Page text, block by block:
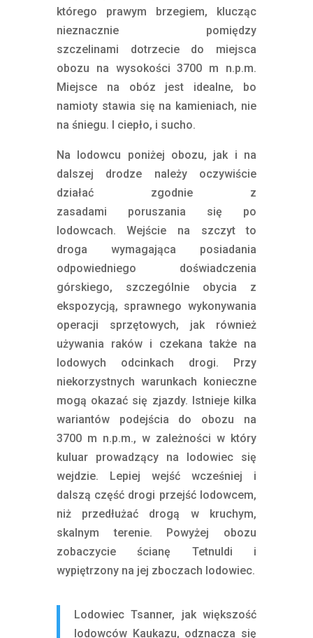
którego prawym brzegiem, klucząc
nieznacznie pomiędzy
szczelinami dotrzecie do miejsca
obozu na wysokości 3700 m n.p.m.
Miejsce na obóz jest idealne, bo
namioty stawia się na kamieniach, nie
na śniegu. I ciepło, i sucho.
Na lodowcu poniżej obozu, jak i na
dalszej drodze należy oczywiście
działać zgodnie z
zasadami poruszania się po
lodowcach. Wejście na szczyt to
droga wymagająca posiadania
odpowiedniego doświadczenia
górskiego, szczególnie obycia z
ekspozycją, sprawnego wykonywania
operacji sprzętowych, jak również
używania raków i czekana także na
lodowych odcinkach drogi. Przy
niekorzystnych warunkach konieczne
mogą okazać się zjazdy. Istnieje kilka
wariantów podejścia do obozu na
3700 m n.p.m., w zależności w który
kuluar prowadzący na lodowiec się
wejdzie. Lepiej wejść wcześniej i
dalszą część drogi przejść lodowcem,
niż przedłużać drogą w kruchym,
skalnym terenie. Powyżej obozu
zobaczycie ścianę Tetnuldi i
wypiętrzony na jej zboczach lodowiec.
Lodowiec Tsanner, jak większość
lodowców Kaukazu, odznacza się